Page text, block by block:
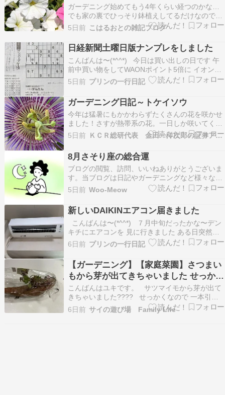
ガーデニング始めてもう4年くらい経つのかな…
でも家の裏でひっそり鉢植えしてるだけなので結
構殺風景です。一面に広がる綺麗なガーデンに憧
れてる…というだけのお話。
5日前 こはるおとの雑記ブログ
日経新聞土曜日版ナンプレをしました
こんばんは〜(*^^*) 今日は買い出しの日です 午
前中買い物をしてWAONポイント5倍に イオンカ
ード支払いで5%引きです???? 先月、ウエルシア
20日に買い物をしてないので 2500ポイント貯ま
ってます 今月は使いたいですね(*^^*) 午後は昼
寝をしました エアコ…
5日前 プリンの一行日記
ガーデニング日記～トケイソウ
今年は猛暑にもかかわらずたくさんの花を咲かせ
ました！さすが熱帯系の花。一日しか咲いてくれ
ませんがその美しさは見るものを魅了します！ト
ケイソウの花言葉は「聖なる愛」「信仰」「神
聖」「信念」とのことです。
5日前 ＫＣＲ総研代表 金田一洋次郎の証券アナリスト日記
8月さそり座の総合運
ブログの閲覧、訪問、いいねありがとうございま
す。当ブログは日記やガーデニングなど様々なも
のを書き残しているブログです。たまにリブログ
もさせて頂いています。フォロー等お好きにどう
ぞ。ランキング参加しています。 良ければクリッ
クお願いします。 8月さそり座の総合運 積極的な
挑戦で突…
5日前 Woo-Meow
新しいDAIKINエアコン届きました
こんばんは〜(*^^*) ７月中旬だったかな〜デン
キチにエアコンを 見に行きました ある日突然で
す(^_^;)プリオ君がエアコンを 見に行こうと出か
けました 丁寧な店員さんの説明で即買いです 普
段は色々調べてから買うプリオ君が即決 そのエ
アコンが取り付けに来てくれま…
6日前 プリンの一行日記
【ガーデニング】【家庭菜園】さつまい
もから芽が出てきちゃいました せっかく
だから育ててみます
こんばんはユキです。 サツマイモから芽が出て
きちゃいました???? せっかくなので 一本引っ
こ抜いて育ててみようと思います。 丁度じゃがい
もを育てていた袋が空いたのでそこに植えようと
6日前 サイの遊び場 Family Life